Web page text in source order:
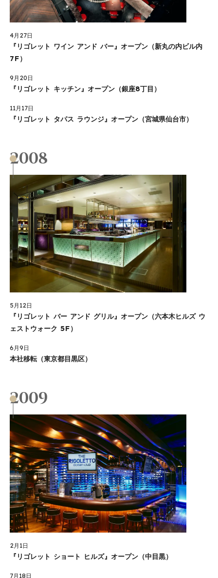
4月27日
『リゴレット ワイン アンド バー』オープン（新丸の内ビル内
7F）
9月20日
『リゴレット キッチン』オープン（銀座8丁目）
11月17日
『リゴレット タパス ラウンジ』オープン（宮城県仙台市）
2008
5月12日
『リゴレット バー アンド グリル』オープン（六本木ヒルズ ウ
ェストウォーク 5F）
6月9日
本社移転（東京都目黒区）
2009
2月1日
『リゴレット ショート ヒルズ』オープン（中目黒）
7月18日